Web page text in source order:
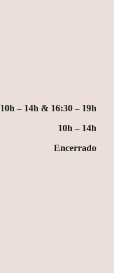
10h – 14h & 16:30 – 19h
10h – 14h
Encerrado